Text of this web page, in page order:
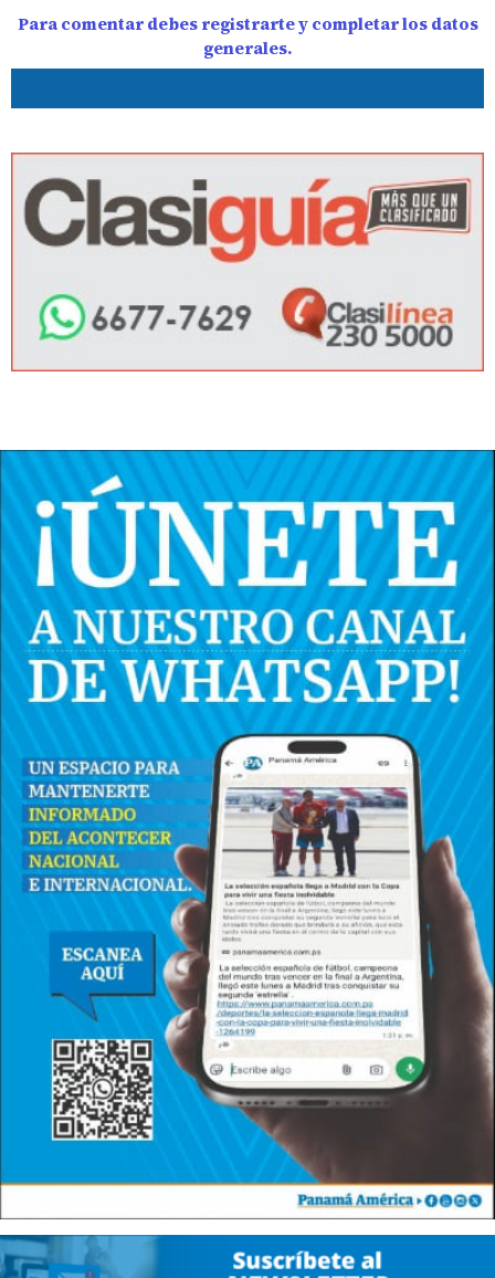
Para comentar debes registrarte y completar los datos
generales.